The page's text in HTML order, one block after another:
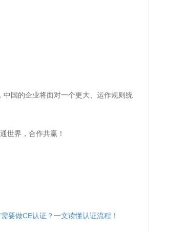
中国的企业将面对一个更大、运作规则统
世界，合作共赢！
要做CE认证？一文读懂认证流程！